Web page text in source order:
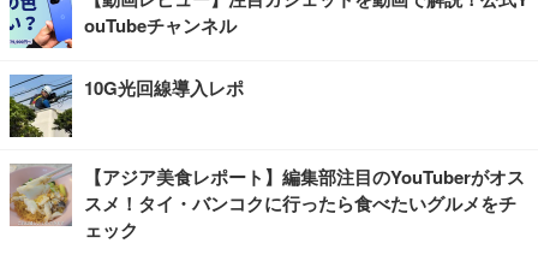
ouTubeチャンネル
10G光回線導入レポ
【アジア美食レポート】編集部注目のYouTuberがオス
スメ！タイ・バンコクに行ったら食べたいグルメをチ
ェック